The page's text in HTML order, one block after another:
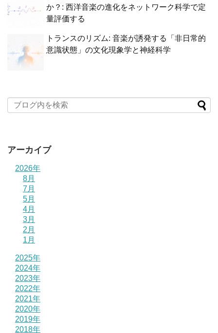
か？: 西洋音楽の進化をネットワーク科学で定
量評価する
トランスのリズム: 音楽が誘発する「非日常的
意識状態」の文化現象学と神経科学
アーカイブ
2026年
8月
7月
5月
4月
3月
2月
1月
2025年
2024年
2023年
2022年
2021年
2020年
2019年
2018年